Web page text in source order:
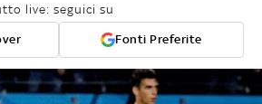
live: seguici su
Fonti Preferite